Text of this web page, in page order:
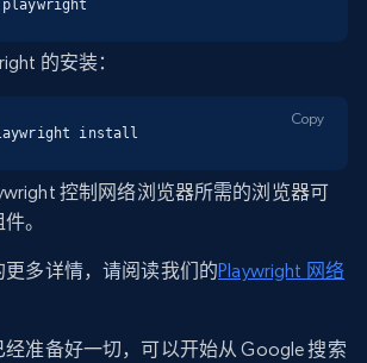
的安装：
install
Copy
控制网络浏览器所需的浏览器可
。
多详情，请阅读我们的Playwright 网络
准备好一切，可以开始从 Google 搜索